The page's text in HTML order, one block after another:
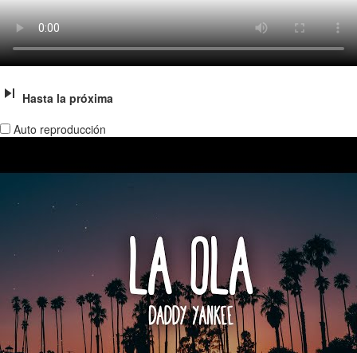
Hasta la próxima
Auto reproducción